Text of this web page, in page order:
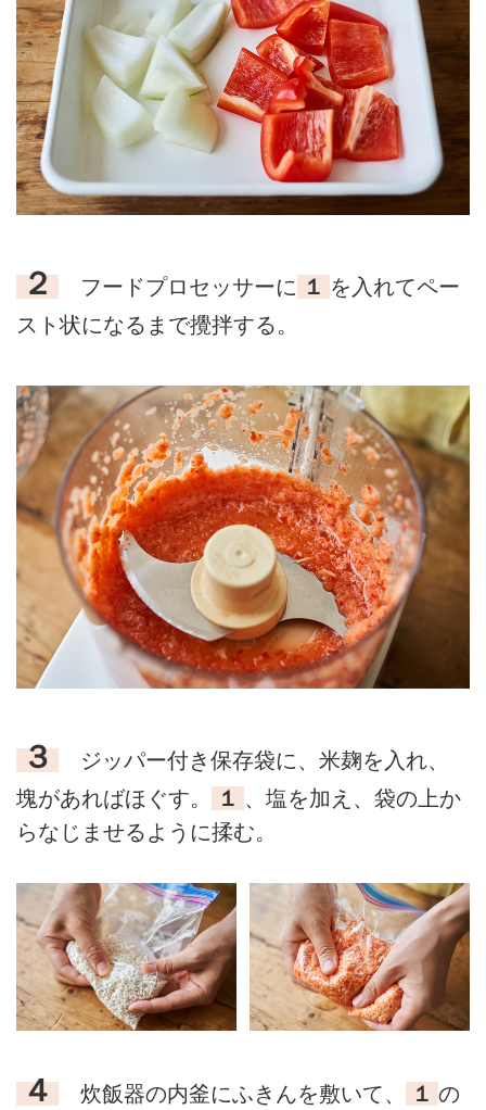
２ フードプロセッサーに １ を入れてペー
スト状になるまで攪拌する。
３
ジッパー付き保存袋に、米麹を入れ、
塊があればほぐす。
１ 、塩を加え、袋の上か
らなじませるように揉む。
４ 炊飯器の内釜にふきんを敷いて、 １ の